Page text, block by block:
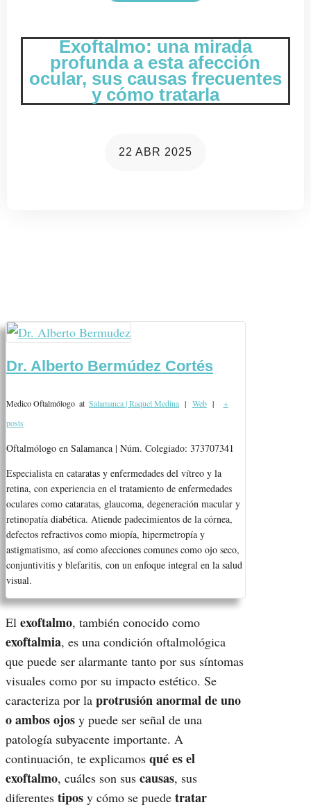
Exoftalmo: una mirada
profunda a esta afección
ocular, sus causas frecuentes
y cómo tratarla
22 ABR 2025
Dr. Alberto Bermúdez Cortés
Medico Oftalmólogo at Salamanca | Raquel Medina | Web |
+
posts
Oftalmólogo en Salamanca | Núm. Colegiado: 373707341
Especialista en cataratas y enfermedades del vítreo y la
retina, con experiencia en el tratamiento de enfermedades
oculares como cataratas, glaucoma, degeneración macular y
retinopatía diabética. Atiende padecimientos de la córnea,
defectos refractivos como miopía, hipermetropía y
astigmatismo, así como afecciones comunes como ojo seco,
conjuntivitis y blefaritis, con un enfoque integral en la salud
visual.
El exoftalmo, también conocido como
exoftalmia, es una condición oftalmológica
que puede ser alarmante tanto por sus síntomas
visuales como por su impacto estético. Se
caracteriza por la protrusión anormal de uno
o ambos ojos y puede ser señal de una
patología subyacente importante. A
continuación, te explicamos qué es el
exoftalmo, cuáles son sus causas, sus
diferentes tipos y cómo se puede tratar